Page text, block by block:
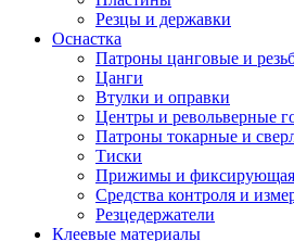
Резцы и державки
Оснастка
Патроны цанговые и
Цанги
Втулки и оправки
Центры и револьверные
Патроны токарные и
Тиски
Прижимы и фиксирующая
Средства контроля и
Резцедержатели
Клеевые материалы